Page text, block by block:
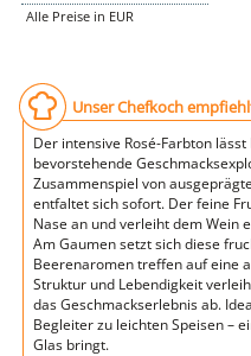
Alle Preise in EUR
Unser Chefkoch
Der intensive Rosé-Farbton
bevorstehende
Zusammenspiel von
entfaltet sich sofort. Der feine
Nase an und verleiht dem Wein
Am Gaumen setzt sich diese
Beerenaromen treffen auf eine
Struktur und Lebendigkeit
das Geschmackserlebnis ab.
Begleiter zu leichten Speisen –
Glas bringt.